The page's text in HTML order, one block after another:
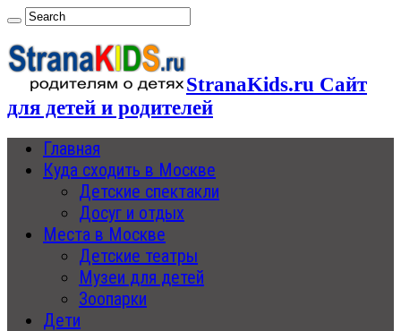
StranaKids.ru Сайт
для детей и родителей
Главная
Куда сходить в Москве
Детские спектакли
Досуг и отдых
Места в Москве
Детские театры
Музеи для детей
Зоопарки
Дети